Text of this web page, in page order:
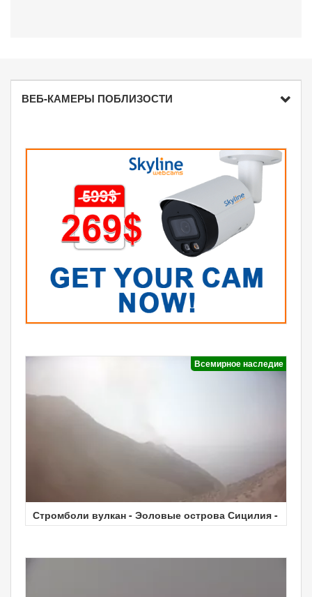
ВЕБ-КАМЕРЫ ПОБЛИЗОСТИ
Всемирное наследие
Стромболи вулкан - Эоловые острова Сицилия -